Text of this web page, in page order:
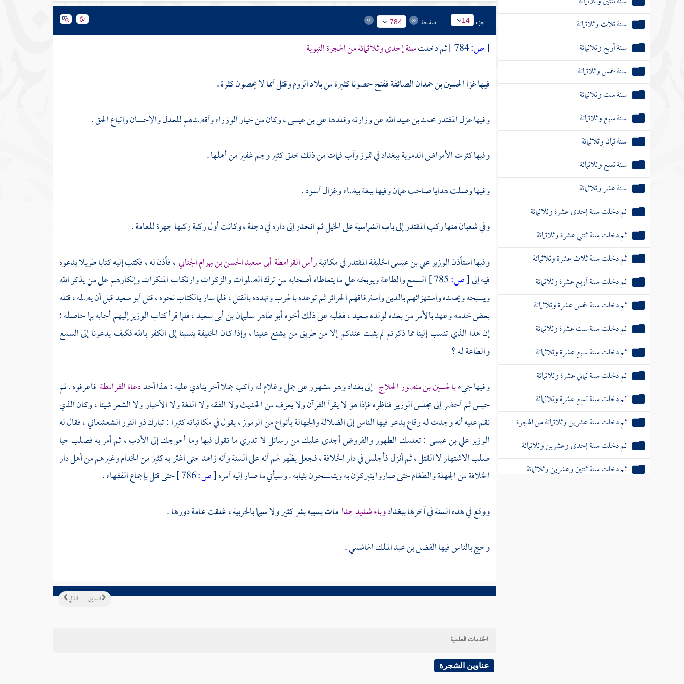
سنة ثلاث وثلاثمائة
سنة أربع وثلاثمائة
سنة خمس وثلاثمائة
سنة ست وثلاثمائة
سنة سبع وثلاثمائة
سنة ثمان وثلاثمائة
سنة تسع وثلاثمائة
سنة عشر وثلاثمائة
ثم دخلت سنة إحدى عشرة وثلاثمائة
ثم دخلت سنة ثنتي عشرة وثلاثمائة
ثم دخلت سنة ثلاث عشرة وثلاثمائة
ثم دخلت سنة أربع عشرة وثلاثمائة
ثم دخلت سنة خمس عشرة وثلاثمائة
ثم دخلت سنة ست عشرة وثلاثمائة
ثم دخلت سنة سبع عشرة وثلاثمائة
ثم دخلت سنة ثماني عشرة وثلاثمائة
ثم دخلت سنة تسع عشرة وثلاثمائة
ثم دخلت سنة عشرين وثلاثمائة من الهجرة
ثم دخلت سنة إحدى وعشرين وثلاثمائة
ثم دخلت سنة ثنتين وعشرين وثلاثمائة
جزء 14 صفحة 784
[ص: ثم دخلتسنة إحدى وثلاثمائة من الهجرة النبوية
فيها غزاالحسين بن حمدانالصائفة ففتح حصونا كثيرة من بلاد الروم وقتل أمما لا يحصون كثرة .
وفيها عزلالمقتدرمحمد بن عبيد اللهعن وزارته وقلدهاعلي بن عيسى ،وكان من خيار الوزراء وأقصدهم للعدل والإحسان واتباع الحق .
وفيها كثرت الأمراض الدمويةببغدادفي تموز وآب فمات من ذلك خلق كثير وجم غفير من أهلها .
وفيها وصلت هدايا صاحبعمانوفيها ببغة بيضاء وغزال أسود .
وفي شعبان منها ركبالمقتدرإلى باب الشماسية على الخيل ثم انحدر إلى داره في دجلة ، وكانت أول ركبة ركبها جهرة للعامة .
وفيها استأذنالوزير علي بن عيسىالخليفةالمقتدرفي مكاتبةرأس القرامطةأبي سعيد الحسن بن بهرام الجنابي،فأذن له ، فكتب إليه كتابا طويلا يدعوه
فيه إلى[ص:
السمع والطاعة ويوبخه على ما يتعاطاه أصحابه من ترك الصلوات والزكوات وارتكاب المنكرات وإنكارهم على من يذكر الله
ويسبحه ويحمده واستهزائهم بالدين واسترقاقهم الحرائر ثم توعده بالحرب وتهدده بالقتل ، فلما سار بالكتاب نحوه ، قتلأبو سعيدقبل أن يصله ، قتله
بعض خدمه وعهد بالأمر من بعده لولده سعيد ، فغلبه على ذلك أخوهأبو طاهر سليمان بن أبى سعيد ،فلما قرأ كتاب الوزير إليهم أجابه بما حاصله :
إن هذا الذي تنسب إلينا مما ذكرتم لم يثبت عندكم إلا من طريق من يشنع علينا ، وإذا كان الخليفة ينسبنا إلى الكفر بالله فكيف يدعونا إلى السمع
والطاعة له ؟
وفيها جيءبالحسين بن منصور الحلاج إلىبغدادوهو مشهور على جمل وغلام له راكب جملا آخر ينادي عليه : هذا أحددعاة القرامطة فاعرفوه . ثم
حبس ثم أحضر إلى مجلس الوزير فناظره فإذا هو لا يقرأ القرآن ولا يعرف من الحديث ولا الفقه ولا اللغة ولا الأخبار ولا الشعر شيئا ، وكان الذي
نقم عليه أنه وجدت له رقاع يدعو فيها الناس إلى الضلالة والجهالة بأنواع من الرموز ، يقول في مكاتباته كثيرا :تبارك ذو النور الشعشعاني ،فقال له
الوزير علي بن عيسى: تعلمك الطهور والفروض أجدى عليك من رسائل لا تدري ما تقول فيها وما أحوجك إلى الأدب ، ثم أمر به فصلب حيا
صلب الاشتهار لا القتل ، ثم أنزل فأجلس في دار الخلافة ، فجعل يظهر لهم أنه على السنة وأنه زاهد حتى اغتر به كثير من الخدام وغيرهم من أهل دار
الخلافة من الجهلة والطغام حتى صاروا يتبركون به ويتمسحون بثيابه . وسيأتي ما صار إليه أمره[ص:
حتى قتل بإجماع الفقهاء .
ووقع في هذه السنة في آخرهاببغدادوباء شديد جدا مات بسببه بشر كثير ولا سيما بالحربية ، غلقت عامة دورها .
وحج بالناس فيهاالفضل بن عبد الملك الهاشمي.
التالي السابق
الخدمات العلمية
عناوين الشجرة